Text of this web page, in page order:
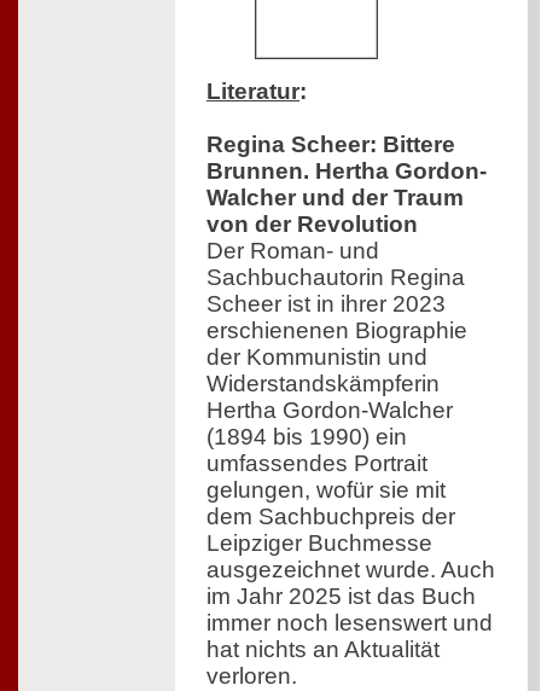
Literatur:
Regina Scheer: Bittere
Brunnen. Hertha Gordon-
Walcher und der Traum
von der Revolution
Der Roman- und
Sachbuchautorin Regina
Scheer ist in ihrer 2023
erschienenen Biographie
der Kommunistin und
Widerstandskämpferin
Hertha Gordon-Walcher
(1894 bis 1990) ein
umfassendes Portrait
gelungen, wofür sie mit
dem Sachbuchpreis der
Leipziger Buchmesse
ausgezeichnet wurde. Auch
im Jahr 2025 ist das Buch
immer noch lesenswert und
hat nichts an Aktualität
verloren.